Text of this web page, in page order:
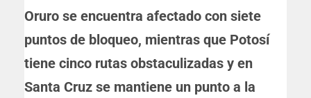
Oruro se encuentra afectado con siete
puntos de bloqueo, mientras que Potosí
tiene cinco rutas obstaculizadas y en
Santa Cruz se mantiene un punto a la